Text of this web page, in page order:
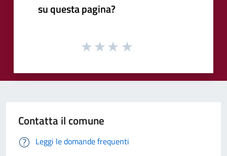
su questa pagina?
Contatta il comune
Leggi le domande frequenti